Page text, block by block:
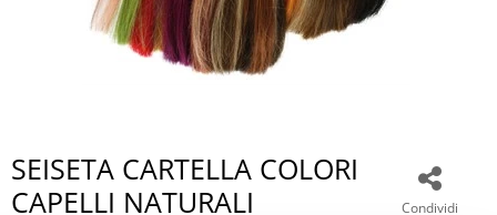
Condividi
SEISETA CARTELLA COLORI
CAPELLI NATURALI